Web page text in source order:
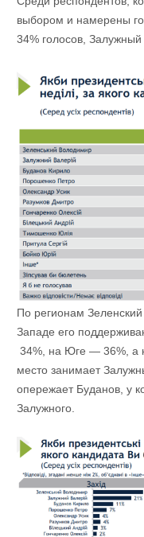
выбором и намерены
34% голосов,
По регионам
Западе его
34%, на Юге — 36%, а
место занимает
опережает Буданов, у
Залужного.